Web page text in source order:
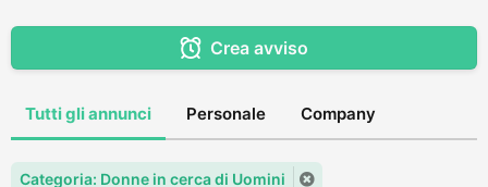
Crea avviso
Tutti gli annunci Personale Company
Categoria: Donne in cerca di Uomini